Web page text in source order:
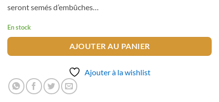
seront semés d’embûches…
En stock
AJOUTER AU PANIER
Ajouter à la wishlist